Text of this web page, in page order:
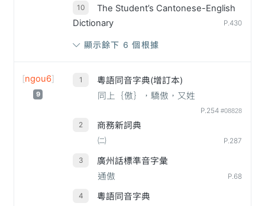
The Student’s Cantonese-English
Dictionary
P.430
顯示餘下 6 個根據
[ngou6]
9
粵語同音字典(增訂本)
同上｛傲｝，驕傲，又姓
P.254 #08828
商務新詞典
㈡
P.287
廣州話標準音字彙
通傲
P.68
粵語同音字典